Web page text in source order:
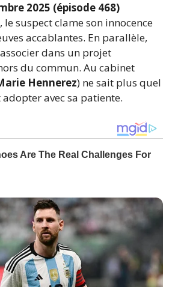
2025 (épisode 468)
le suspect clame son innocence
accablantes. En parallèle,
dans un projet
du commun. Au cabinet
Hennerez) ne sait plus quel
avec sa patiente.